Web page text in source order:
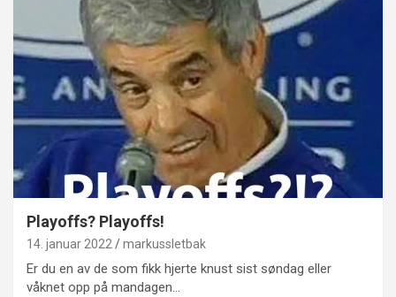
Playoffs? Playoffs!
14. januar 2022 markussletbak
Er du en av de som fikk hjerte knust sist søndag eller
våknet opp på mandagen…